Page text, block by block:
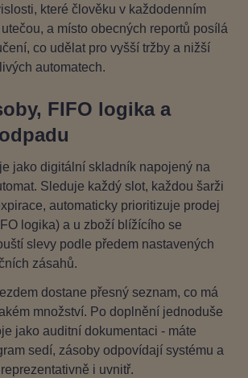
které člověku v každodenním
a místo obecných reportů posílá
co udělat pro vyšší tržby a nižší
automatech.
FIFO logika a
jako digitální skladník napojený na
Sleduje každý slot, každou šarži
automaticky prioritizuje prodej
logika) a u zboží blížícího se
slevy podle předem nastavených
zásahů.
dostane přesný seznam, co má
množství. Po doplnění jednoduše
jako auditní dokumentaci - máte
sedí, zásoby odpovídají systému a
i uvnitř.